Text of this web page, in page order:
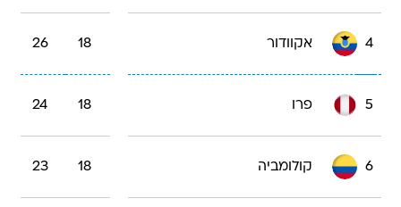
4 אקוודור 18
26
5 פרו 18
24
6 קולומביה 18
23